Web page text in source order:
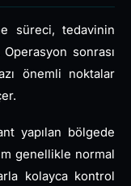
süreci, tedavinin
Operasyon sonrası
önemli noktalar
yapılan bölgede
genellikle normal
kolayca kontrol